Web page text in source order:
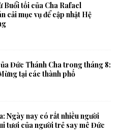
Buổi tối của Cha Rafael
cải mục vụ để cập nhật Hệ
Đức Thánh Cha trong tháng 8:
tại các thành phố
Ngày nay có rất nhiều người
tươi của người trẻ say mê Đức